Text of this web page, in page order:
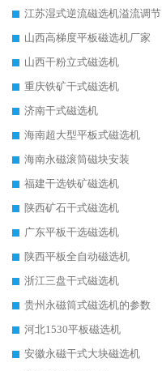
江苏湿式逆流磁选机溢流调节
山西高梯度平板磁选机厂家
山西干粉立式磁选机
重庆铁矿干式磁选机
济南干式磁选机
海南超大型平板式磁选机
海南永磁滚筒磁块安装
福建干选铁矿磁选机
陕西矿石干式磁选机
广东平板干选磁选机
陕西平板全自动磁选机
浙江三盘干式磁选机
贵州永磁筒式磁选机的参数
河北1530平板磁选机
安徽永磁干式大块磁选机